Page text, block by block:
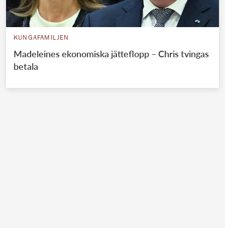
KUNGAFAMILJEN
Madeleines ekonomiska jätteflopp – Chris tvingas
betala